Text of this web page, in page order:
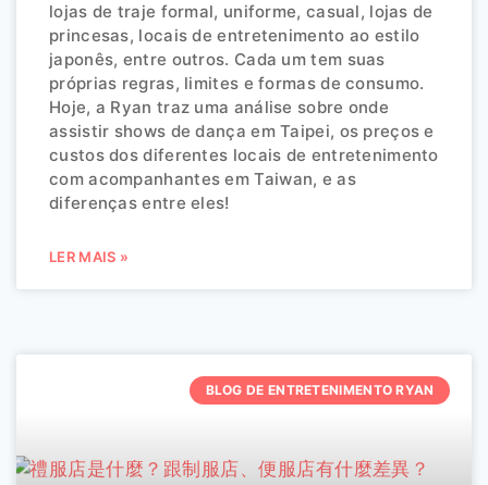
lojas de traje formal, uniforme, casual, lojas de
princesas, locais de entretenimento ao estilo
japonês, entre outros. Cada um tem suas
próprias regras, limites e formas de consumo.
Hoje, a Ryan traz uma análise sobre onde
assistir shows de dança em Taipei, os preços e
custos dos diferentes locais de entretenimento
com acompanhantes em Taiwan, e as
diferenças entre eles!
LER MAIS »
BLOG DE ENTRETENIMENTO RYAN